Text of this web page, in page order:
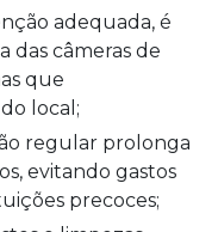
das câmeras de
que
local;
evitando gastos
precoces;